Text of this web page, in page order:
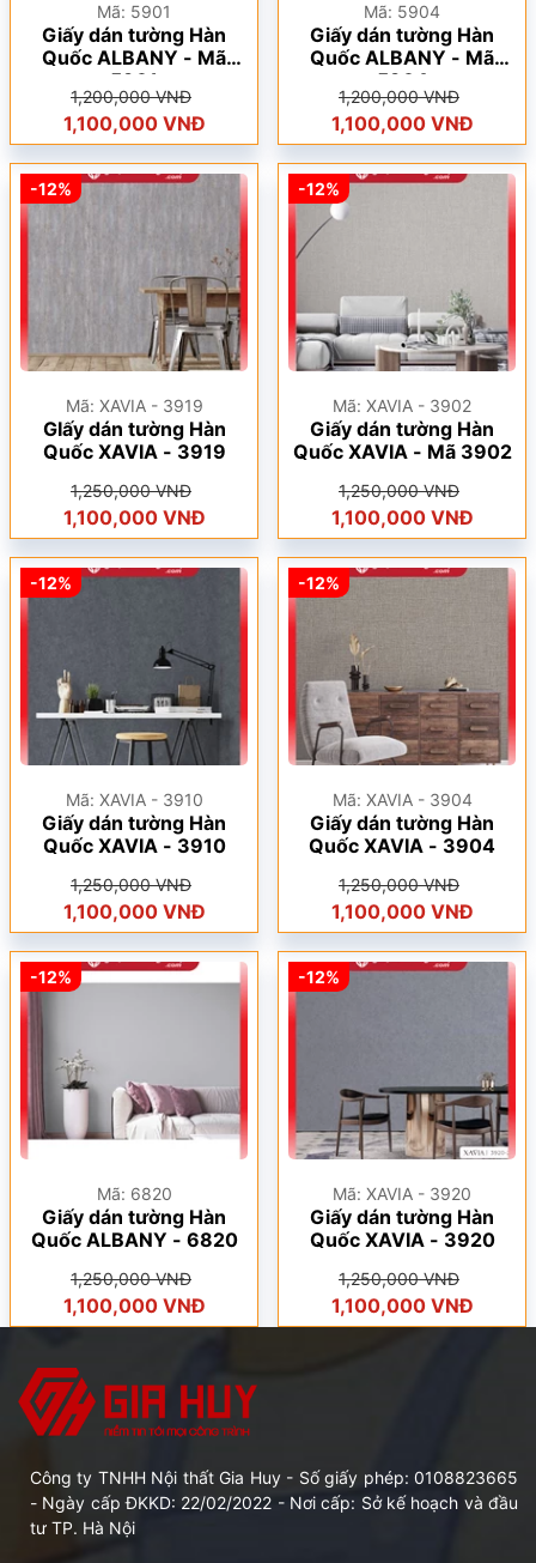
Mã: 5901
Giấy dán tường Hàn
Quốc ALBANY - Mã
5901
1,200,000 VNĐ
1,100,000 VNĐ
Mã: 5904
Giấy dán tường Hàn
Quốc ALBANY - Mã
5904
1,200,000 VNĐ
1,100,000 VNĐ
-12%
Mã: XAVIA - 3919
GIấy dán tường Hàn
Quốc XAVIA - 3919
1,250,000 VNĐ
1,100,000 VNĐ
-12%
Mã: XAVIA - 3902
Giấy dán tường Hàn
Quốc XAVIA - Mã 3902
1,250,000 VNĐ
1,100,000 VNĐ
-12%
Mã: XAVIA - 3910
Giấy dán tường Hàn
Quốc XAVIA - 3910
1,250,000 VNĐ
1,100,000 VNĐ
-12%
Mã: XAVIA - 3904
Giấy dán tường Hàn
Quốc XAVIA - 3904
1,250,000 VNĐ
1,100,000 VNĐ
-12%
Mã: 6820
Giấy dán tường Hàn
Quốc ALBANY - 6820
1,250,000 VNĐ
1,100,000 VNĐ
-12%
Mã: XAVIA - 3920
Giấy dán tường Hàn
Quốc XAVIA - 3920
1,250,000 VNĐ
1,100,000 VNĐ
Công ty TNHH Nội thất Gia Huy - Số giấy phép: 0108823665
- Ngày cấp ĐKKD: 22/02/2022 - Nơi cấp: Sở kế hoạch và đầu
tư TP. Hà Nội